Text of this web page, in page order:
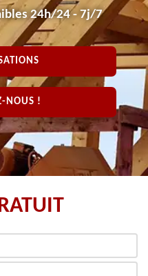
24h/24 - 7j/7
NOUS !